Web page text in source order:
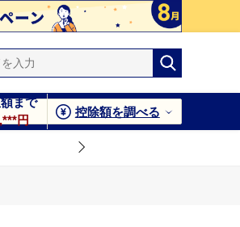
まで
円
控除額を調べる